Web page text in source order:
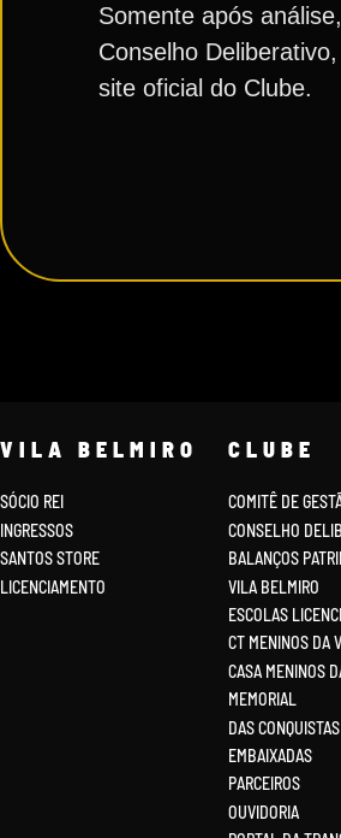
Somente após
Conselho
site oficial do Clube.
VILA BELMIRO
SÓCIO REI
INGRESSOS
SANTOS STORE
LICENCIAMENTO
CLUBE
COMITÊ DE
CONSELHO
BALANÇOS
VILA BELMIRO
ESCOLAS
CT MENINOS DA
CASA MENINOS
MEMORIAL
DAS CONQUISTAS
EMBAIXADAS
PARCEIROS
OUVIDORIA